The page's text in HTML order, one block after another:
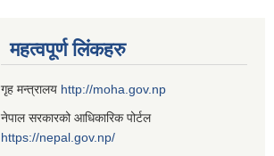
महत्वपूर्ण लिंकहरु
गृह मन्त्रालय http://moha.gov.np
नेपाल सरकारको आधिकारिक पोर्टल
https://nepal.gov.np/